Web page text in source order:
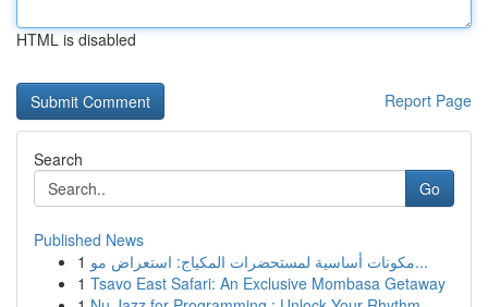
HTML is disabled
Report Page
Search
Go
Published News
1
مكونات أساسية لمستحضرات المكياج: استعراض مو...
1 Tsavo East Safari: An Exclusive Mombasa Getaway